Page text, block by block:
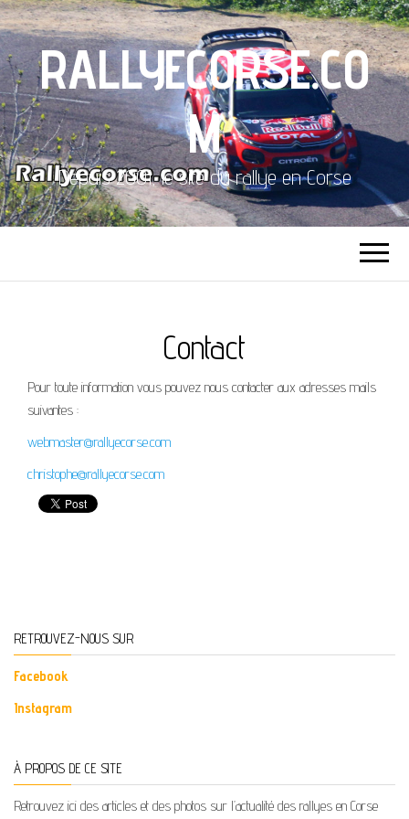
RALLYECORSE.CO
M
Depuis 2001, le site du rallye en Corse
Contact
Pour toute information vous pouvez nous contacter aux adresses mails
suivantes :
webmaster@rallyecorse.com
christophe@rallyecorse.com
RETROUVEZ-NOUS SUR
Facebook
Instagram
À PROPOS DE CE SITE
Retrouvez ici des articles et des photos sur l’actualité des rallyes en Corse